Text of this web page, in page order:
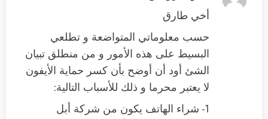
أخي طارق
حسب معلوماتي المتواضعة و تطلعي
البسيط على هذه الأمور و من منطلق تبيان
الشئ أود أن أوضح بأن كسر حماية الأيفون
لا يعتبر محرما و ذلك للأسباب التالية:
1- شراء الهاتف يكون من شركة أبل